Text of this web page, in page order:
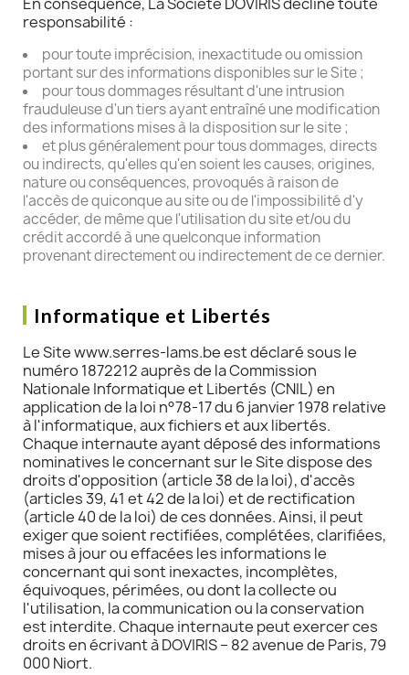
responsabilité :
pour toute imprécision, inexactitude ou omission
portant sur des informations disponibles sur le Site ;
pour tous dommages résultant d'une intrusion
frauduleuse d'un tiers ayant entraîné une modification
des informations mises à la disposition sur le site ;
et plus généralement pour tous dommages, directs
ou indirects, qu'elles qu'en soient les causes, origines,
nature ou conséquences, provoqués à raison de
l'accès de quiconque au site ou de l'impossibilité d'y
accéder, de même que l'utilisation du site et/ou du
crédit accordé à une quelconque information
provenant directement ou indirectement de ce dernier.
Informatique et Libertés
Le Site www.serres-lams.be est déclaré sous le
numéro 1872212 auprès de la Commission
Nationale Informatique et Libertés (CNIL) en
application de la loi n°78-17 du 6 janvier 1978 relative
à l'informatique, aux fichiers et aux libertés.
Chaque internaute ayant déposé des informations
nominatives le concernant sur le Site dispose des
droits d'opposition (article 38 de la loi), d'accès
(articles 39, 41 et 42 de la loi) et de rectification
(article 40 de la loi) de ces données. Ainsi, il peut
exiger que soient rectifiées, complétées, clarifiées,
mises à jour ou effacées les informations le
concernant qui sont inexactes, incomplètes,
équivoques, périmées, ou dont la collecte ou
l'utilisation, la communication ou la conservation
est interdite. Chaque internaute peut exercer ces
droits en écrivant à DOVIRIS – 82 avenue de Paris, 79
000 Niort.